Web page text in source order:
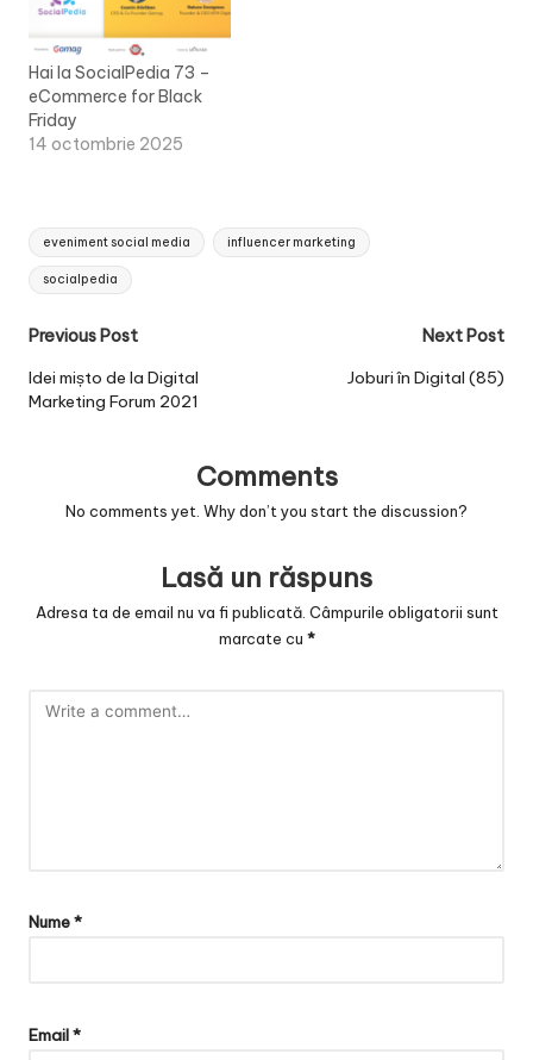
Hai la SocialPedia 73 –
eCommerce for Black
Friday
14 octombrie 2025
Tags:
eveniment social media influencer marketing
socialpedia
Post
navigation
Previous Post
Idei mișto de la Digital
Marketing Forum 2021
Next Post
Joburi în Digital (85)
Comments
No comments yet. Why don’t you start the discussion?
Lasă un răspuns
Adresa ta de email nu va fi publicată. Câmpurile obligatorii sunt
marcate cu *
Nume*
Email*